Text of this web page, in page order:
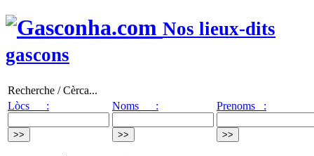
Nos lieux-dits
gascons
Recherche / Cèrca...
Lòcs :
Noms : Prenoms :